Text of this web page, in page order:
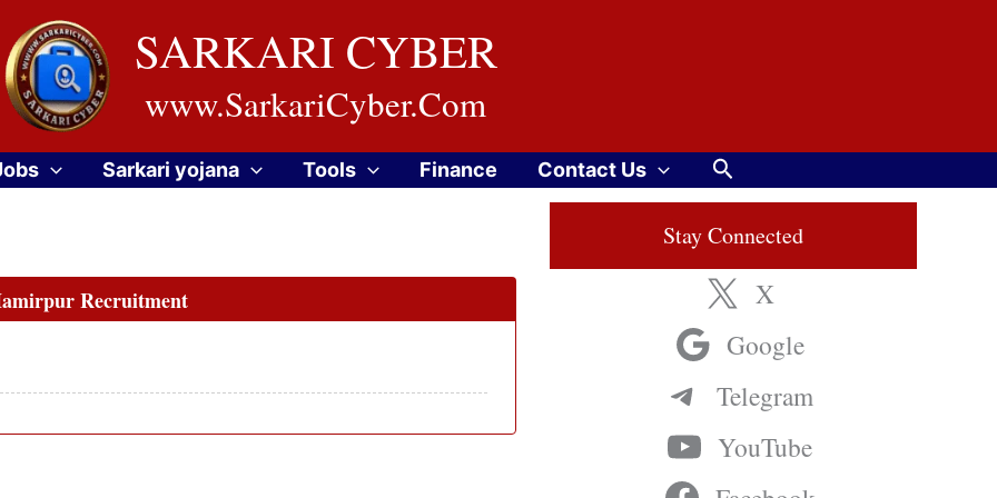
SARKARI CYBER
www.SarkariCyber.Com
Sarkari yojana Tools Finance Contact Us Search
Recruitment
Stay Connected
X
Google
Telegram
YouTube